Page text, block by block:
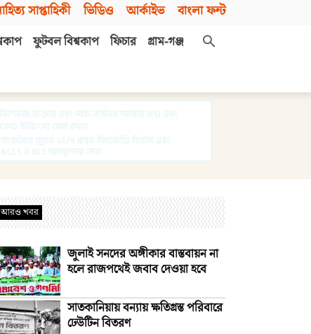
সাপ্তাহিকী ভিডিও আর্কাইভ বাংলা ফন্ট
ফুটবল বিশ্বকাপ ফিচার
গ্রাম-গঞ্জ
আরও খবর
জুলাই সনদের অঙ্গীকার বাস্তবায়ন না
হলে রাজপথেই জবাব দেওয়া হবে
সাতকানিয়ায় বন্যায় ক্ষতিগ্রস্ত পরিবারে
ঢেউটিন বিতরণ